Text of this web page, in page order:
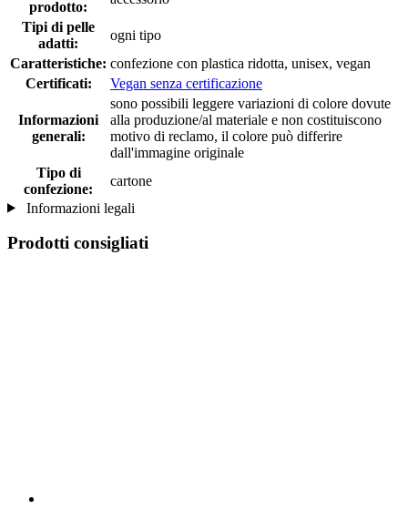
prodotto:
Tipi di pelle
adatti:
ogni tipo
Caratteristiche: confezione con plastica ridotta, unisex, vegan
Certificati:
Vegan senza certificazione
Informazioni
generali:
sono possibili leggere variazioni di colore dovute
alla produzione/al materiale e non costituiscono
motivo di reclamo, il colore può differire
dall'immagine originale
Tipo di
confezione:
cartone
Informazioni legali
Prodotti consigliati